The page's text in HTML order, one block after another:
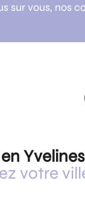
sur vous, nos
votre